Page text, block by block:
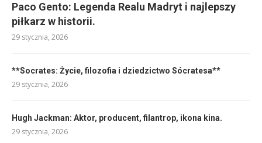
Paco Gento: Legenda Realu Madryt i najlepszy
piłkarz w historii.
29 stycznia, 2026
**Socrates: Życie, filozofia i dziedzictwo Sócratesa**
29 stycznia, 2026
Hugh Jackman: Aktor, producent, filantrop, ikona kina.
29 stycznia, 2026